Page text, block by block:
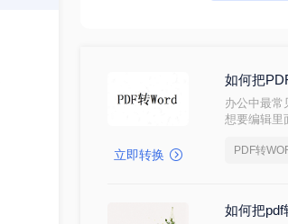
立即转换
如何把
办公中最常
想要编辑里
进行在线转
PDF转
如何把pdf